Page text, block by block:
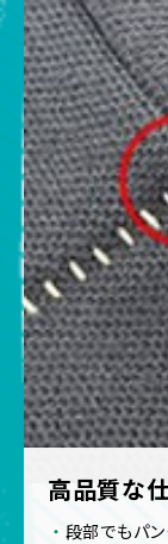
高品質な
段部でもパ